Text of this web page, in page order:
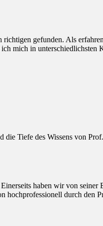
gefunden. Als
mich in unterschiedlichsten
die Tiefe des Wissens von
haben wir von seiner
hochprofessionell durch den